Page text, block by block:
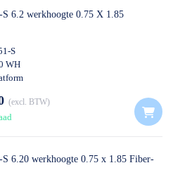
6.2 werkhoogte 0.75 X 1.85
S
WH
excl. BTW
6.20 werkhoogte 0.75 x 1.85 Fiber-